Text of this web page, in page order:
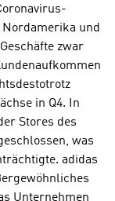
Nordamerika und
zwar
in Q4. In
Stores des
was
adidas
Unternehmen